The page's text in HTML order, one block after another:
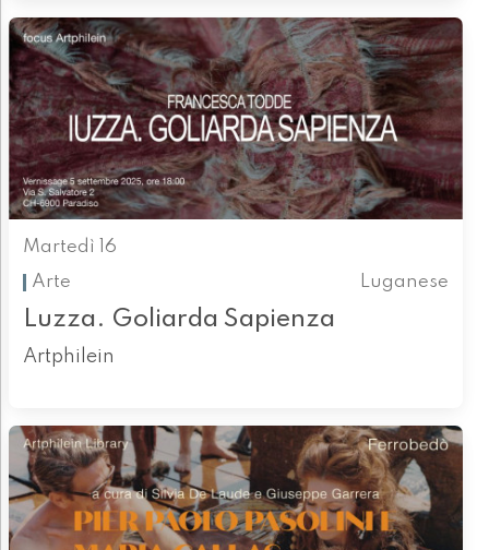
Martedì 16
Arte
Luganese
Luzza. Goliarda Sapienza
Artphilein